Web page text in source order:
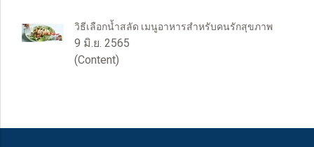
วิธีเลือกน้ำสลัด เมนูอาหารสำหรับคนรักสุขภาพ
9 มิ.ย. 2565
(Content)